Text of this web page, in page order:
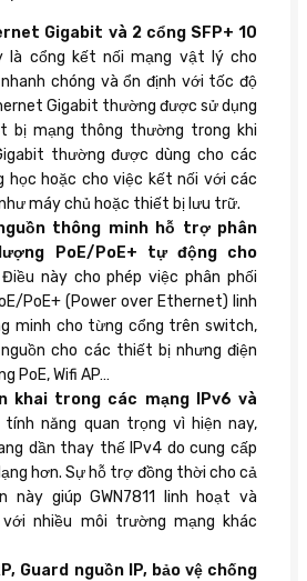
Gigabit và 2 cổng SFP+ 10
là cổng kết nối mạng vật lý cho
chóng và ổn định với tốc độ
Gigabit thường được sử dụng
bị mạng thông thường trong khi
thường được dùng cho các
học hoặc cho việc kết nối với các
máy chủ hoặc thiết bị lưu trữ.
thông minh hỗ trợ phân
PoE/PoE+ tự động cho
này cho phép việc phân phối
PoE+ (Power over Ethernet) linh
minh cho từng cổng trên switch,
cho các thiết bị nhưng điện
PoE, Wifi AP…
khai trong các mạng IPv6 và
năng quan trọng vì hiện nay,
dần thay thế IPv4 do cung cấp
hơn. Sự hỗ trợ đồng thời cho cả
này giúp GWN7811 linh hoạt và
nhiều môi trường mạng khác
Guard nguồn IP, bảo vệ chống